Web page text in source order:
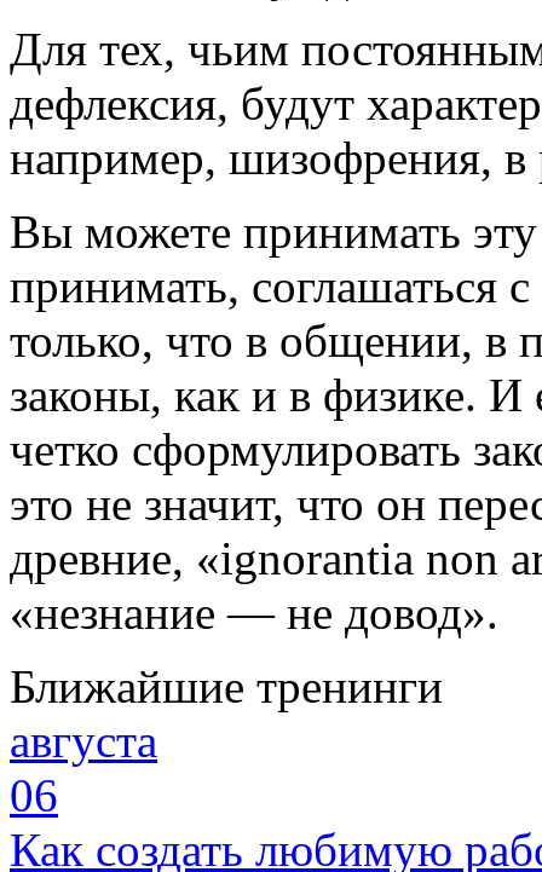
Для тех, чьим
дефлексия, будут
например, шизофрения, в
Вы можете принимать
принимать, соглашаться
только, что в общении, в
законы, как и в физике.
четко сформулировать
это не значит, что он
древние, «ignorantia non
«незнание — не довод».
Ближайшие тренинги
августа
06
Как создать любимую